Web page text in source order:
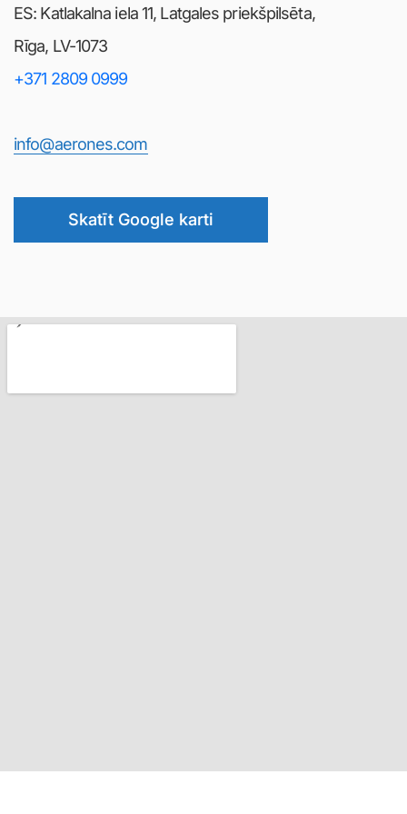
ES: Katlakalna iela 11, Latgales priekšpilsēta,
Rīga, LV-1073
+371 2809 0999
info@aerones.com
Skatīt Google karti